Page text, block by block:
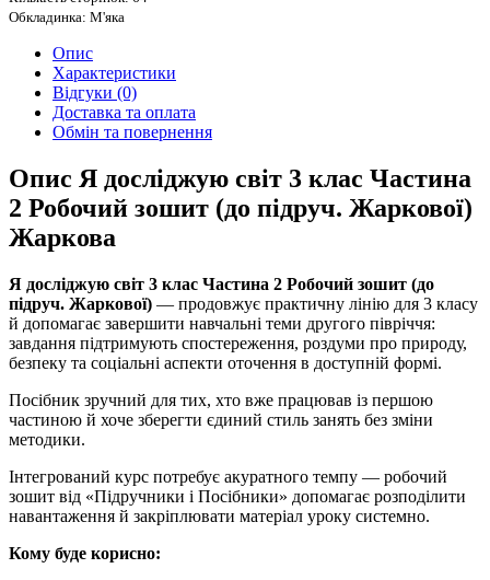
Обкладинка: М'яка
Опис
Характеристики
Відгуки (0)
Доставка та оплата
Обмін та повернення
Опис Я досліджую світ 3 клас Частина
2 Робочий зошит (до підруч. Жаркової)
Жаркова
Я досліджую світ 3 клас Частина 2 Робочий зошит (до
підруч. Жаркової) — продовжує практичну лінію для 3 класу
й допомагає завершити навчальні теми другого півріччя:
завдання підтримують спостереження, роздуми про природу,
безпеку та соціальні аспекти оточення в доступній формі.
Посібник зручний для тих, хто вже працював із першою
частиною й хоче зберегти єдиний стиль занять без зміни
методики.
Інтегрований курс потребує акуратного темпу — робочий
зошит від «Підручники і Посібники» допомагає розподілити
навантаження й закріплювати матеріал уроку системно.
Кому буде корисно: